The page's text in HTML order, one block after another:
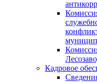
Кадровое